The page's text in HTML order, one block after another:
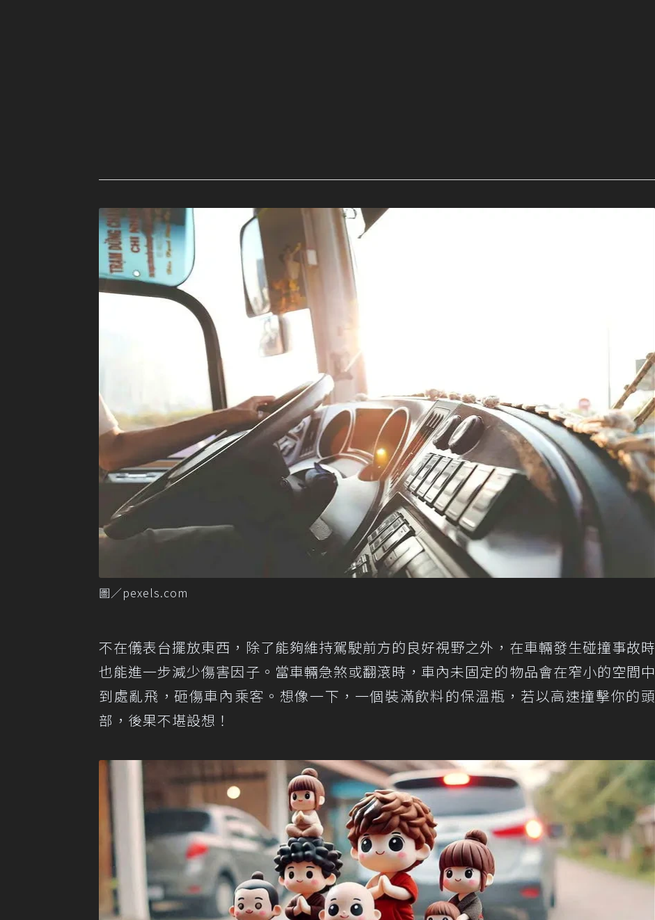
圖／pexels.com
不在儀表台擺放東西，除了能夠維持駕駛前方的良好視野之外，在車輛發生碰撞事故時
也能進一步減少傷害因子。當車輛急煞或翻滾時，車內未固定的物品會在窄小的空間中
到處亂飛，砸傷車內乘客。想像一下，一個裝滿飲料的保溫瓶，若以高速撞擊你的頭
部，後果不堪設想！